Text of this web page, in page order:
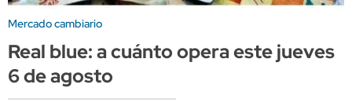
Mercado cambiario
Real blue: a cuánto opera este jueves
6 de agosto